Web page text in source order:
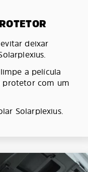
deixar
a película
protetor com um
Solarplexius.